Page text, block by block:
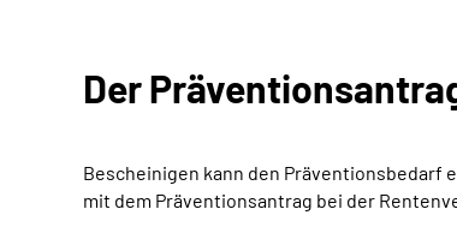
Der
Bescheinigen kann den Präventionsbedarf
mit dem Präventionsantrag bei der